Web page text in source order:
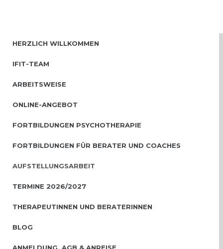
HERZLICH WILLKOMMEN
IFIT-TEAM
ARBEITSWEISE
ONLINE-ANGEBOT
FORTBILDUNGEN PSYCHOTHERAPIE
FORTBILDUNGEN FÜR BERATER UND COACHES
AUFSTELLUNGSARBEIT
TERMINE 2026/2027
THERAPEUTINNEN UND BERATERINNEN
BLOG